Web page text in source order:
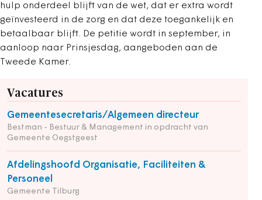
hulp onderdeel blijft van de wet, dat er extra wordt
geïnvesteerd in de zorg en dat deze toegankelijk en
betaalbaar blijft. De petitie wordt in september, in
aanloop naar Prinsjesdag, aangeboden aan de
Tweede Kamer.
Vacatures
Gemeentesecretaris/Algemeen directeur
Bestman - Bestuur & Management in opdracht van
Gemeente Oegstgeest
Afdelingshoofd Organisatie, Faciliteiten &
Personeel
Gemeente Tilburg